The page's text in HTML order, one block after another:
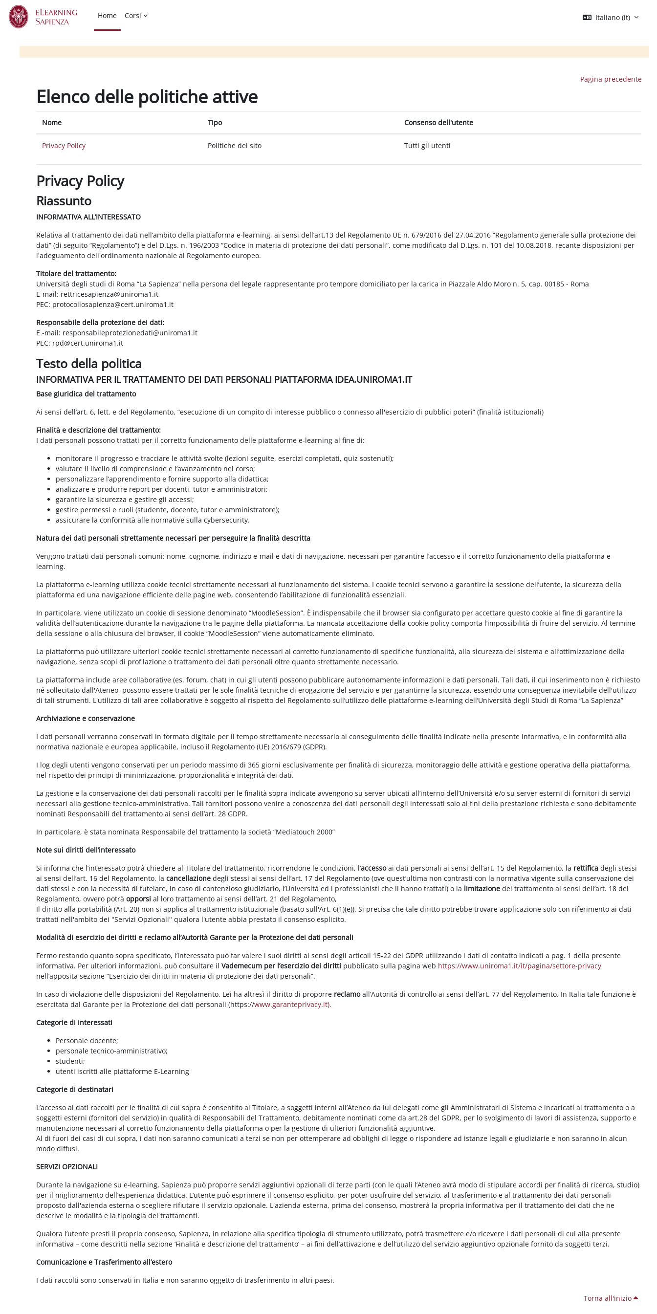
Vai al contenuto principale
Home
Corsi Italiano ‎(it)‎
Pagina precedente
Elenco delle politiche attive
Nome Tipo Consenso dell'utente
Privacy Policy Politiche del sito Tutti gli utenti
Privacy Policy
Riassunto
INFORMATIVA ALL’INTERESSATO
Relativa al trattamento dei dati nell’ambito della piattaforma e-learning, ai sensi dell’art.13 del Regolamento UE n. 679/2016 del 27.04.2016 “Regolamento generale sulla protezione dei
dati” (di seguito “Regolamento”) e del D.Lgs. n. 196/2003 “Codice in materia di protezione dei dati personali”, come modificato dal D.Lgs. n. 101 del 10.08.2018, recante disposizioni per
l'adeguamento dell'ordinamento nazionale al Regolamento europeo.
Titolare del trattamento:
Università degli studi di Roma “La Sapienza” nella persona del legale rappresentante pro tempore domiciliato per la carica in Piazzale Aldo Moro n. 5, cap. 00185 - Roma
E-mail: rettricesapienza@uniroma1.it
PEC: protocollosapienza@cert.uniroma1.it
Responsabile della protezione dei dati:
E -mail: responsabileprotezionedati@uniroma1.it
PEC: rpd@cert.uniroma1.it
Testo della politica
INFORMATIVA PER IL TRATTAMENTO DEI DATI PERSONALI PIATTAFORMA IDEA.UNIROMA1.IT
Base giuridica del trattamento
Ai sensi dell’art. 6, lett. e del Regolamento, “esecuzione di un compito di interesse pubblico o connesso all'esercizio di pubblici poteri” (finalità istituzionali)
Finalità e descrizione del trattamento:
I dati personali possono trattati per il corretto funzionamento delle piattaforme e-learning al fine di:
monitorare il progresso e tracciare le attività svolte (lezioni seguite, esercizi completati, quiz sostenuti);
valutare il livello di comprensione e l’avanzamento nel corso;
personalizzare l’apprendimento e fornire supporto alla didattica;
analizzare e produrre report per docenti, tutor e amministratori;
garantire la sicurezza e gestire gli accessi;
gestire permessi e ruoli (studente, docente, tutor e amministratore);
assicurare la conformità alle normative sulla cybersecurity.
Natura dei dati personali strettamente necessari per perseguire la finalità descritta
Vengono trattati dati personali comuni: nome, cognome, indirizzo e-mail e dati di navigazione, necessari per garantire l’accesso e il corretto funzionamento della piattaforma e-
learning.
La piattaforma e-learning utilizza cookie tecnici strettamente necessari al funzionamento del sistema. I cookie tecnici servono a garantire la sessione dell’utente, la sicurezza della
piattaforma ed una navigazione efficiente delle pagine web, consentendo l’abilitazione di funzionalità essenziali.
In particolare, viene utilizzato un cookie di sessione denominato “MoodleSession”. È indispensabile che il browser sia configurato per accettare questo cookie al fine di garantire la
validità dell’autenticazione durante la navigazione tra le pagine della piattaforma. La mancata accettazione della cookie policy comporta l’impossibilità di fruire del servizio. Al termine
della sessione o alla chiusura del browser, il cookie “MoodleSession” viene automaticamente eliminato.
La piattaforma può utilizzare ulteriori cookie tecnici strettamente necessari al corretto funzionamento di specifiche funzionalità, alla sicurezza del sistema e all’ottimizzazione della
navigazione, senza scopi di profilazione o trattamento dei dati personali oltre quanto strettamente necessario.
La piattaforma include aree collaborative (es. forum, chat) in cui gli utenti possono pubblicare autonomamente informazioni e dati personali. Tali dati, il cui inserimento non è richiesto
né sollecitato dall'Ateneo, possono essere trattati per le sole finalità tecniche di erogazione del servizio e per garantirne la sicurezza, essendo una conseguenza inevitabile dell'utilizzo
di tali strumenti. L'utilizzo di tali aree collaborative è soggetto al rispetto del Regolamento sull’utilizzo delle piattaforme e-learning dell’Università degli Studi di Roma “La Sapienza”
Archiviazione e conservazione
I dati personali verranno conservati in formato digitale per il tempo strettamente necessario al conseguimento delle finalità indicate nella presente informativa, e in conformità alla
normativa nazionale e europea applicabile, incluso il Regolamento (UE) 2016/679 (GDPR).
I log degli utenti vengono conservati per un periodo massimo di 365 giorni esclusivamente per finalità di sicurezza, monitoraggio delle attività e gestione operativa della piattaforma,
nel rispetto dei principi di minimizzazione, proporzionalità e integrità dei dati.
La gestione e la conservazione dei dati personali raccolti per le finalità sopra indicate avvengono su server ubicati all’interno dell’Università e/o su server esterni di fornitori di servizi
necessari alla gestione tecnico-amministrativa. Tali fornitori possono venire a conoscenza dei dati personali degli interessati solo ai fini della prestazione richiesta e sono debitamente
nominati Responsabili del trattamento ai sensi dell’art. 28 GDPR.
In particolare, è stata nominata Responsabile del trattamento la società “Mediatouch 2000”
Note sui diritti dell’interessato
Si informa che l’interessato potrà chiedere al Titolare del trattamento, ricorrendone le condizioni, l’accessoai dati personali ai sensi dell’art. 15 del Regolamento, la rettificadegli stessi
ai sensi dell’art. 16 del Regolamento, lacancellazione degli stessi ai sensi dell’art. 17 del Regolamento (ove quest’ultima non contrasti con la normativa vigente sulla conservazione dei
dati stessi e con la necessità di tutelare, in caso di contenzioso giudiziario, l’Università ed i professionisti che li hanno trattati) o la limitazione del trattamento ai sensi dell’art. 18 del
Regolamento, ovvero potràopporsi al loro trattamento ai sensi dell’art. 21 del Regolamento,
Il diritto alla portabilità (Art. 20) non si applica al trattamento istituzionale (basato sull'Art. 6(1)(e)). Si precisa che tale diritto potrebbe trovare applicazione solo con riferimento ai dati
trattati nell'ambito dei "Servizi Opzionali" qualora l'utente abbia prestato il consenso esplicito.
Modalità di esercizio dei diritti e reclamo all’Autorità Garante per la Protezione dei dati personali
Fermo restando quanto sopra specificato, l’interessato può far valere i suoi diritti ai sensi degli articoli 15-22 del GDPR utilizzando i dati di contatto indicati a pag. 1 della presente
informativa. Per ulteriori informazioni, può consultare ilVademecum per l’esercizio dei diritti pubblicato sulla pagina web https://www.uniroma1.it/it/pagina/settore-privacy
nell’apposita sezione “Esercizio dei diritti in materia di protezione dei dati personali”.
In caso di violazione delle disposizioni del Regolamento, Lei ha altresì il diritto di proporre reclamoall’Autorità di controllo ai sensi dell’art. 77 del Regolamento. In Italia tale funzione è
esercitata dal Garante per la Protezione dei dati personali (https://www.garanteprivacy.it).
Categorie di interessati
Personale docente;
personale tecnico-amministrativo;
studenti;
utenti iscritti alle piattaforme E-Learning
Categorie di destinatari
L’accesso ai dati raccolti per le finalità di cui sopra è consentito al Titolare, a soggetti interni all’Ateneo da lui delegati come gli Amministratori di Sistema e incaricati al trattamento o a
soggetti esterni (fornitori del servizio) in qualità di Responsabili del Trattamento, debitamente nominati come da art.28 del GDPR, per lo svolgimento di lavori di assistenza, supporto e
manutenzione necessari al corretto funzionamento della piattaforma o per la gestione di ulteriori funzionalità aggiuntive.
Al di fuori dei casi di cui sopra, i dati non saranno comunicati a terzi se non per ottemperare ad obblighi di legge o rispondere ad istanze legali e giudiziarie e non saranno in alcun
modo diffusi.
SERVIZI OPZIONALI
Durante la navigazione su e-learning, Sapienza può proporre servizi aggiuntivi opzionali di terze parti (con le quali l’Ateneo avrà modo di stipulare accordi per finalità di ricerca, studio)
per il miglioramento dell’esperienza didattica. L’utente può esprimere il consenso esplicito, per poter usufruire del servizio, al trasferimento e al trattamento dei dati personali
proposto dall'azienda esterna o scegliere rifiutare il servizio opzionale. L'azienda esterna, prima del consenso, mostrerà la propria informativa per il trattamento dei dati che ne
descrive le modalità e la tipologia dei trattamenti.
Qualora l’utente presti il proprio consenso, Sapienza, in relazione alla specifica tipologia di strumento utilizzato, potrà trasmettere e/o ricevere i dati personali di cui alla presente
informativa – come descritti nella sezione ‘Finalità e descrizione del trattamento’ – ai fini dell’attivazione e dell’utilizzo del servizio aggiuntivo opzionale fornito da soggetti terzi.
Comunicazione e Trasferimento all’estero
I dati raccolti sono conservati in Italia e non saranno oggetto di trasferimento in altri paesi.
Torna all'inizio